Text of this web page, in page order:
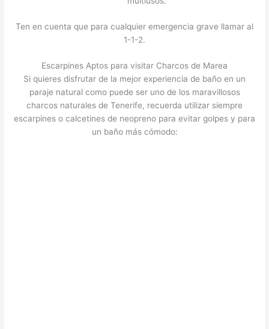
Ten en cuenta que para cualquier emergencia grave llamar al
1-1-2.
Escarpines Aptos para visitar Charcos de Marea
Si quieres disfrutar de la mejor experiencia de baño en un
paraje natural como puede ser uno de los maravillosos
charcos naturales de Tenerife, recuerda utilizar siempre
escarpines o calcetines de neopreno para evitar golpes y para
un baño más cómodo: